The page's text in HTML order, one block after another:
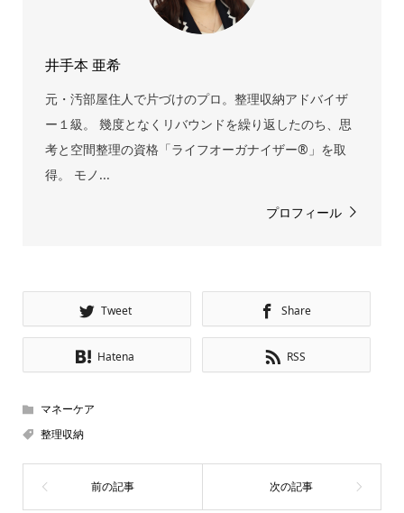
井手本 亜希
元・汚部屋住人で片づけのプロ。整理収納アドバイザ
ー１級。 幾度となくリバウンドを繰り返したのち、思
考と空間整理の資格「ライフオーガナイザー®」を取
得。 モノ...
プロフィール
Tweet Share
Hatena RSS
マネーケア
整理収納